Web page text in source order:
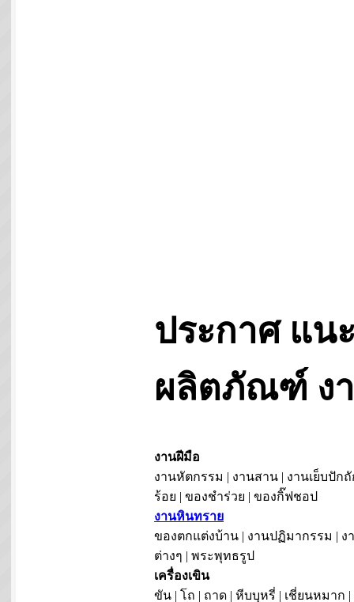
ประกาศ แน
ผลิตภัณฑ์ ง
งานฝีมือ
งานหัตกรรม | งานสาน | งานเย็บปัก
ร้อย | ของชำร่วย | ของกิ๊ฟชอป
งานหินทราย
ของตกแต่งบ้าน | งานปฏิมากรรม | ง
ต่างๆ | พระพุทธรูป
เครื่องเขิน
ขัน | โถ | ถาด | หีบบุหรี่ | เชี่ยนหมาก |